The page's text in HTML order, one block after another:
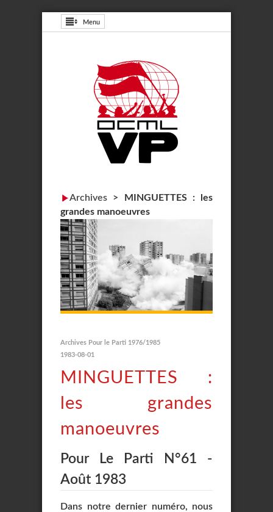
Menu
Archives >
MINGUETTES : les
grandes manoeuvres
Archives Pour le Parti 1976/1985
1983-08-01
MINGUETTES :
les grandes
manoeuvres
Pour Le Parti N°61 -
Août 1983
Dans notre dernier numéro, nous